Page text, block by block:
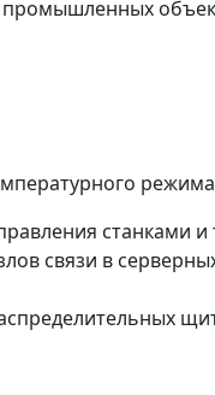
станками и
связи в